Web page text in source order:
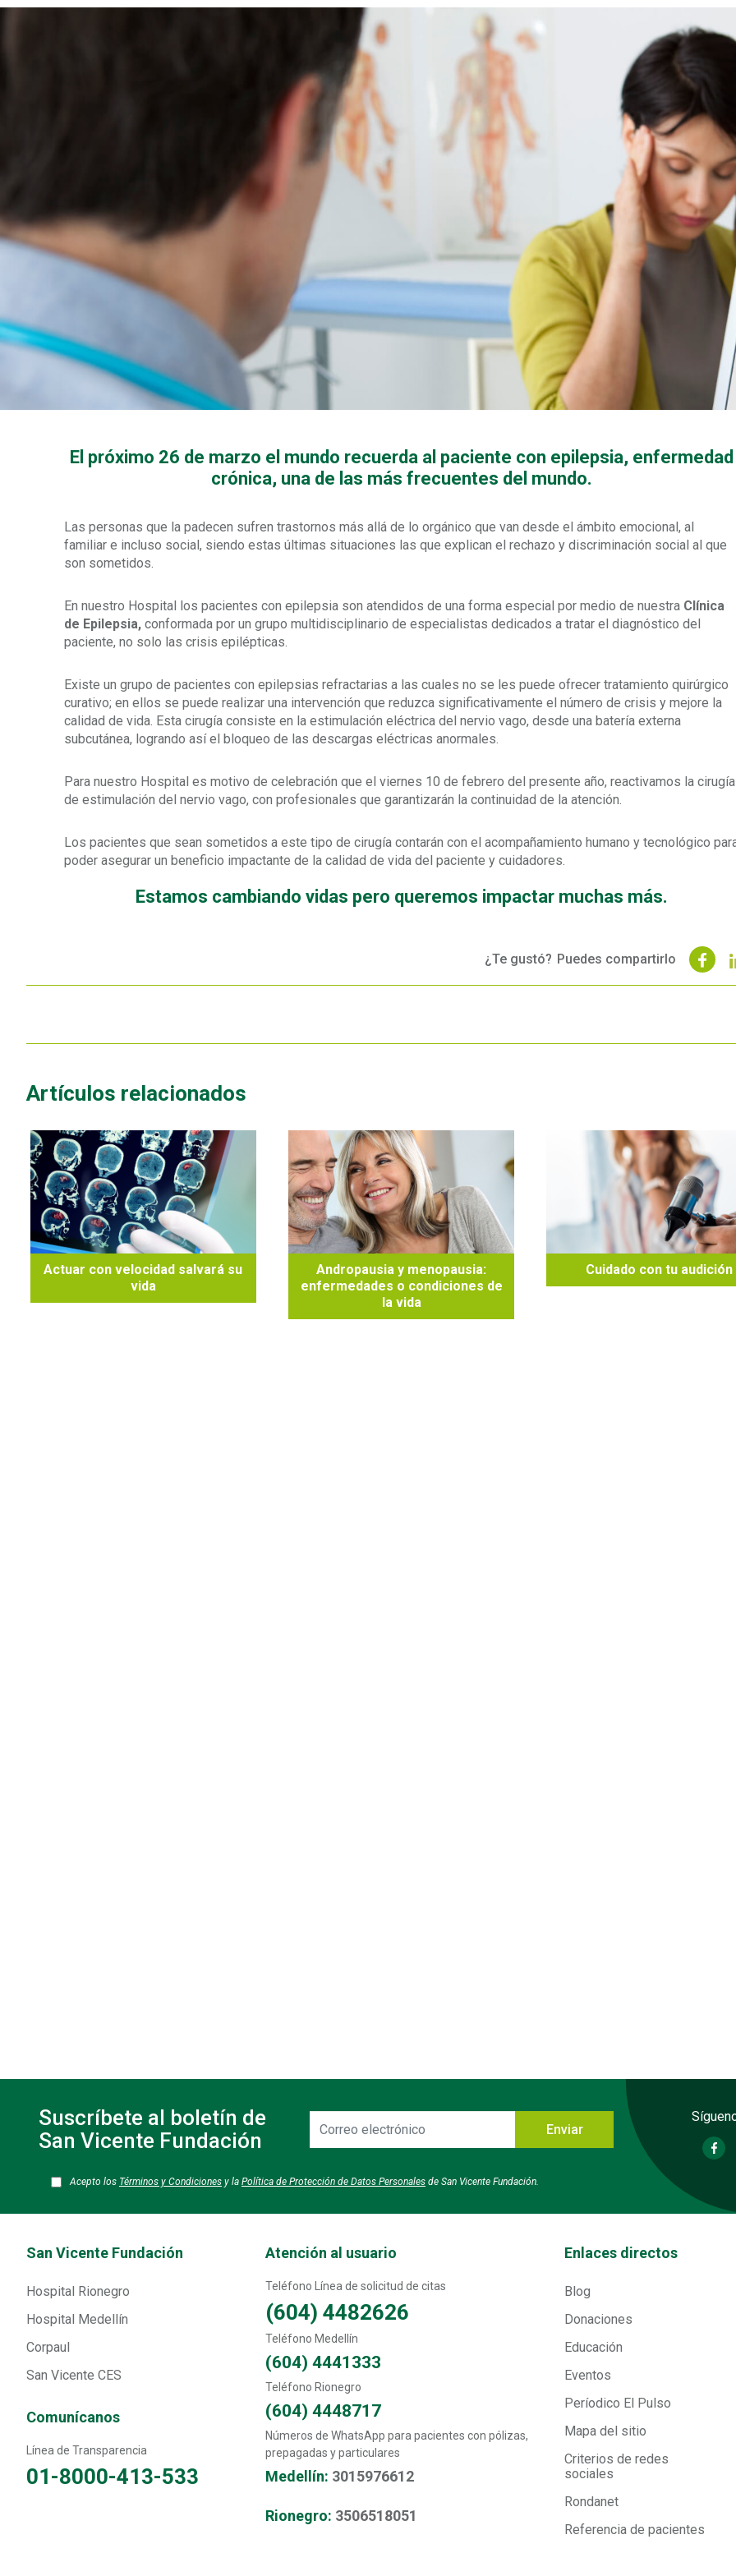
El próximo 26 de marzo el mundo recuerda al paciente con epilepsia, enfermedad
crónica, una de las más frecuentes del mundo.
Las personas que la padecen sufren trastornos más allá de lo orgánico que van desde el ámbito emocional, al
familiar e incluso social, siendo estas últimas situaciones las que explican el rechazo y discriminación social al que
son sometidos.
En nuestro Hospital los pacientes con epilepsia son atendidos de una forma especial por medio de nuestra Clínica
de Epilepsia,conformada por un grupo multidisciplinario de especialistas dedicados a tratar el diagnóstico del
paciente, no solo las crisis epilépticas.
Existe un grupo de pacientes con epilepsias refractarias a las cuales no se les puede ofrecer tratamiento quirúrgico
curativo; en ellos se puede realizar una intervención que reduzca significativamente el número de crisis y mejore la
calidad de vida. Esta cirugía consiste en la estimulación eléctrica del nervio vago, desde una batería externa
subcutánea, logrando así el bloqueo de las descargas eléctricas anormales.
Para nuestro Hospital es motivo de celebración que el viernes 10 de febrero del presente año, reactivamos la cirugía
de estimulación del nervio vago, con profesionales que garantizarán la continuidad de la atención.
Los pacientes que sean sometidos a este tipo de cirugía contarán con el acompañamiento humano y tecnológico
poder asegurar un beneficio impactante de la calidad de vida del paciente y cuidadores.
Estamos cambiando vidas pero queremos impactar muchas más.
¿Te gustó? Puedes compartirlo
Artículos relacionados
Actuar con velocidad salvará su
vida
Andropausia y menopausia:
enfermedades o condiciones de
la vida
Cuidado con tu audición
Suscríbete al boletín de
San Vicente Fundación
Correo
electrónico
Acepto los Términos y Condiciones y la Política de Protección de Datos Personales de San Vicente Fundación.
Enviar
Transversal - Menú San Vicente fundación footer
San Vicente Fundación
Hospital Rionegro
Hospital Medellín
Corpaul
San Vicente CES
Comunícanos
Línea de Transparencia
01-8000-413-533
Atención al usuario
Teléfono Línea de solicitud de citas
(604) 4482626
Teléfono Medellín
(604) 4441333
Teléfono Rionegro
(604) 4448717
Números de WhatsApp para pacientes con pólizas,
prepagadas y particulares
Medellín: 3015976612
Rionegro: 3506518051
Transversal - Menú enlaces
Enlaces directos
Blog
Donaciones
Educación
Eventos
Períodico El Pulso
Mapa del sitio
Criterios de redes
sociales
Rondanet
Referencia de pacientes